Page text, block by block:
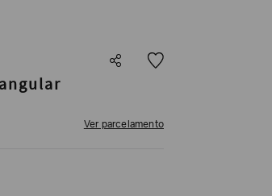
Ver parcelamento